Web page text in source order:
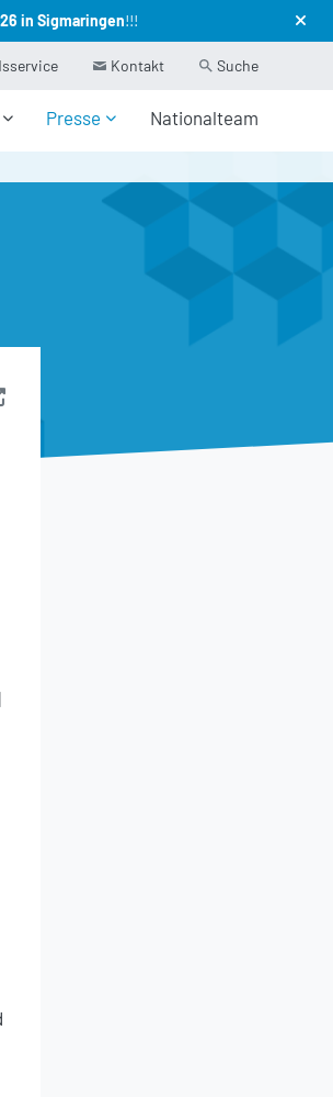
in Sigmaringen!!!
Presse Nationalteam
Kontakt Suche